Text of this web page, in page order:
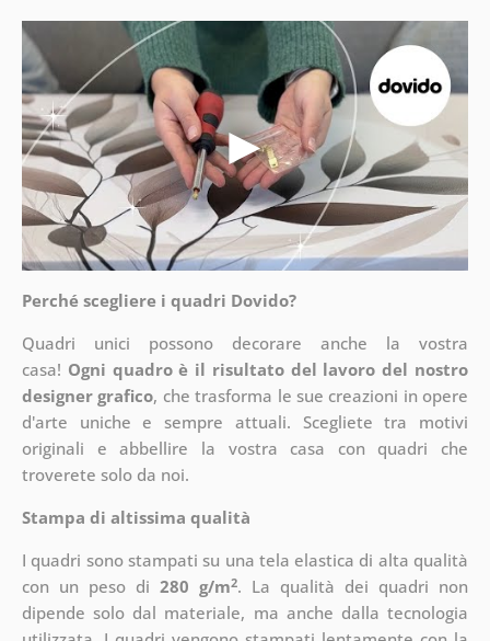
Perché scegliere i quadri Dovido?
Quadri unici possono decorare anche la vostra
casa! Ogni quadro è il risultato del lavoro del nostro
designer grafico, chetrasforma le sue creazioni in opere
d'arte uniche e sempre attuali. Scegliete tra motivi
originali e abbellire la vostra casa con quadri che
troverete solo da noi.
Stampa di altissima qualità
I quadri sono stampati su una tela elastica di alta qualità
con un peso di 280 g/m2. La qualità dei quadri non
dipende solo dal materiale, ma anche dalla tecnologia